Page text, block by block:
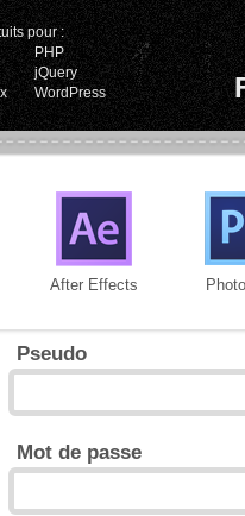
pour :
PHP
jQuery
WordPress
After Effects
Pseudo
Mot de passe